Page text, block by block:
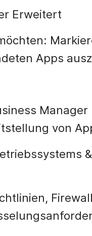
Erweitert
Apps
Manager
von
&